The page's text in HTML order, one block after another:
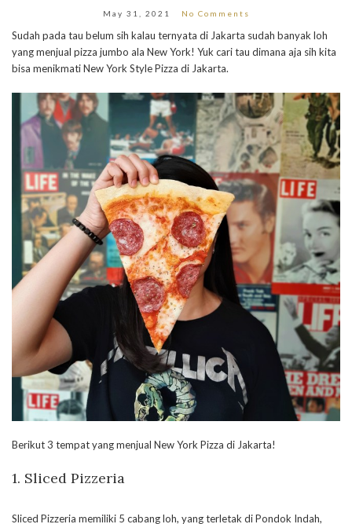
May 31, 2021 No Comments
Sudah pada tau belum sih kalau ternyata di Jakarta sudah banyak loh
yang menjual pizza jumbo ala New York! Yuk cari tau dimana aja sih kita
bisa menikmati New York Style Pizza di Jakarta.
Berikut 3 tempat yang menjual New York Pizza di Jakarta!
1. Sliced Pizzeria
Sliced Pizzeria memiliki 5 cabang loh, yang terletak di Pondok Indah,